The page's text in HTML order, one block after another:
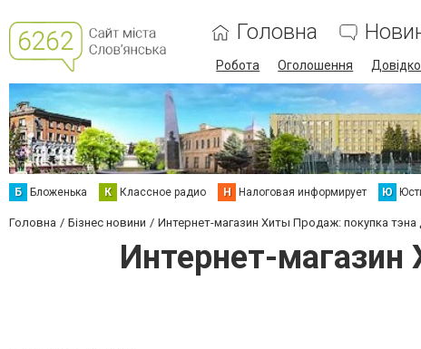
Головна
Робота Оголошення
Б Бложенька К Классное радио Н Налоговая информирует Ю
Головна Бізнес новини Интернет-магазин Хиты Продаж: покупка
Интернет-